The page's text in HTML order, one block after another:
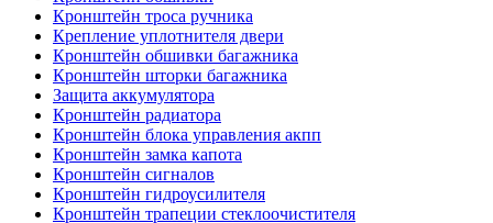
Кронштейн троса ручника
Крепление уплотнителя двери
Кронштейн обшивки багажника
Кронштейн шторки багажника
Защита аккумулятора
Кронштейн радиатора
Кронштейн блока управления акпп
Кронштейн замка капота
Кронштейн сигналов
Кронштейн гидроусилителя
Кронштейн трапеции стеклоочистителя